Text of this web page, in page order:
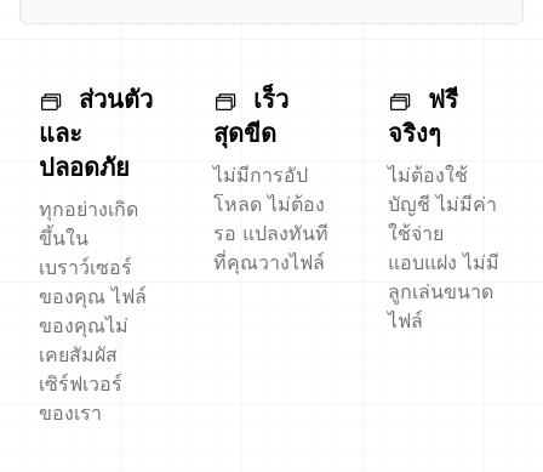
ส่วนตัว
และ
ปลอดภัย
ทุกอย่างเกิด
ขึ้นใน
เบราว์เซอร์
ของคุณ ไฟล์
ของคุณไม่
เคยสัมผัส
เซิร์ฟเวอร์
ของเรา
เร็ว
สุดขีด
ไม่มีการอัป
โหลด ไม่ต้อง
รอ แปลงทันที
ที่คุณวางไฟล์
ฟรี
จริงๆ
ไม่ต้องใช้
บัญชี ไม่มีค่า
ใช้จ่าย
แอบแฝง ไม่มี
ลูกเล่นขนาด
ไฟล์